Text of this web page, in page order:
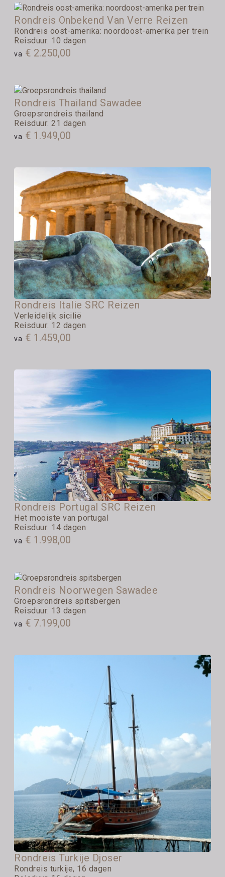
Rondreis Onbekend Van Verre Reizen
Rondreis oost-amerika: noordoost-amerika per trein
Reisduur: 10 dagen
va € 2.250,00
Rondreis Thailand Sawadee
Groepsrondreis thailand
Reisduur: 21 dagen
va € 1.949,00
Rondreis Italie SRC Reizen
Verleidelijk sicilië
Reisduur: 12 dagen
va € 1.459,00
Rondreis Portugal SRC Reizen
Het mooiste van portugal
Reisduur: 14 dagen
va € 1.998,00
Rondreis Noorwegen Sawadee
Groepsrondreis spitsbergen
Reisduur: 13 dagen
va € 7.199,00
Rondreis Turkije Djoser
Rondreis turkije, 16 dagen